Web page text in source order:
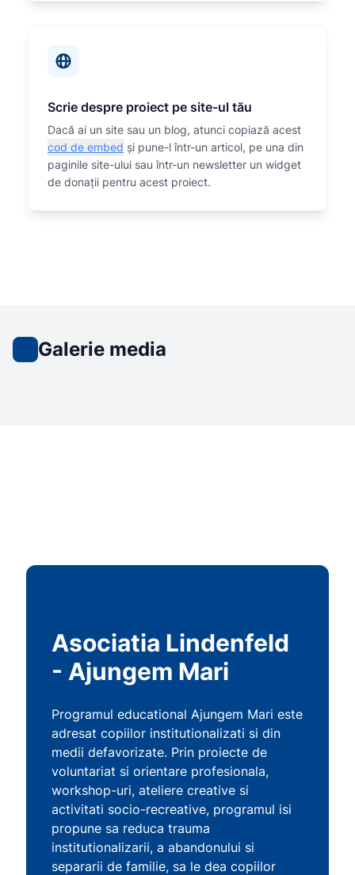
Scrie despre proiect pe site-ul tău
Dacă ai un site sau un blog, atunci copiază acest
cod de embed și pune-l într-un articol, pe una din
paginile site-ului sau într-un newsletter un widget
de donații pentru acest proiect.
Galerie media
Asociatia Lindenfeld
- Ajungem Mari
Programul educational Ajungem Mari este
adresat copiilor institutionalizati si din
medii defavorizate. Prin proiecte de
voluntariat si orientare profesionala,
workshop-uri, ateliere creative si
activitati socio-recreative, programul isi
propune sa reduca trauma
institutionalizarii, a abandonului si
separarii de familie, sa le dea copiilor